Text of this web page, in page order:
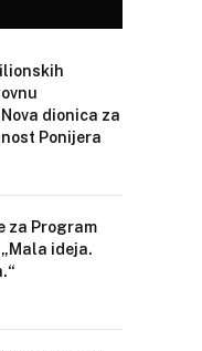
dionica za
Ponijera
za Program
ideja.